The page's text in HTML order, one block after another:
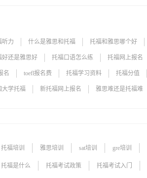
听力 什么是雅思和托福 托福和雅思哪个好
好还是雅思好 托福口语怎么练 托福网上报名
名 toefl报名费 托福学习资料 托福分值
大学托福 新托福网上报名 雅思难还是托福难
托福培训 雅思培训 sat培训 gre培训
托福听力题型
AP课程 IB课程 国际课程
托福是什么 托福考试政策 托福考试入门